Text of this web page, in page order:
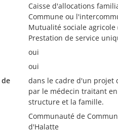
Caisse d'allocations
Commune ou
Mutualité sociale agricole
Prestation de service
oui
oui
dans le cadre d'un projet
par le médecin traitant
structure et la famille.
Communauté de
d'Halatte